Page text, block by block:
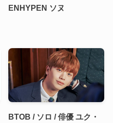
ENHYPEN ソヌ
BTOB / ソロ / 俳優 ユク・